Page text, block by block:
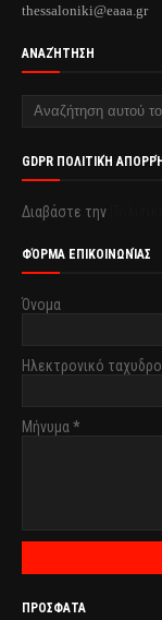
thessaloniki@eaaa.gr
ΑΝΑΖΉΤΗΣΗ
GDPR ΠΟΛΙΤΙΚΉ
Διαβάστε την
ΦΌΡΜΑ ΕΠΙΚΟΙΝΩΝΊΑΣ
Όνομα
Ηλεκτρονικό
Μήνυμα *
ΠΡΟΣΦΑΤΑ